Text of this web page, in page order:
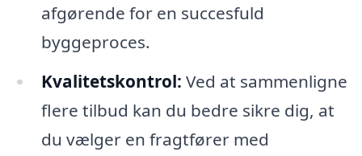
afgørende for en succesfuld
byggeproces.
Kvalitetskontrol: Ved at sammenligne
flere tilbud kan du bedre sikre dig, at
du vælger en fragtfører med